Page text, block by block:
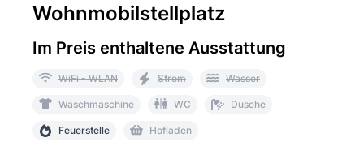
Wohnmobilstellplatz
Im Preis enthaltene Ausstattung
WiFi - WLAN Strom Wasser
Waschmaschine WC Dusche
Feuerstelle Hofladen